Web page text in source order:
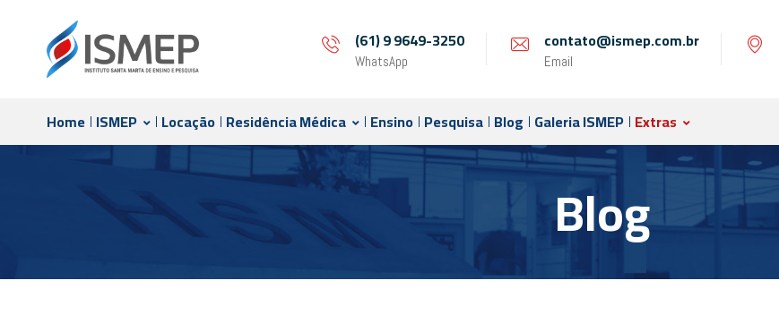
(61) 9 9649-3250
WhatsApp
contato@ismep.com.br
Email
Home ISMEP Locação Residência Médica Ensino Pesquisa Blog Galeria ISMEP Extras
Blog